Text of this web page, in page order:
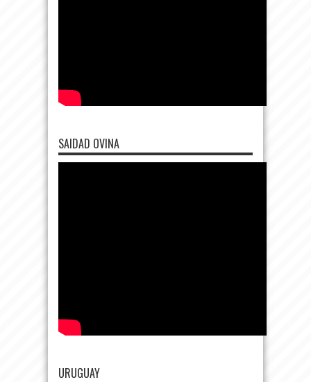
SAIDAD OVINA
URUGUAY